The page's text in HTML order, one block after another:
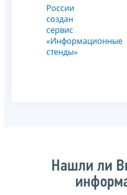
России
создан
сервис
«Информационные
стенды»
Нашли ли